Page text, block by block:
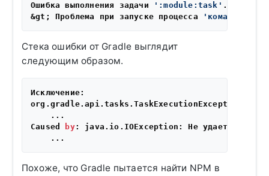
Ошибка выполнения задачи
':module:task' .
&gt; Проблема при запуске процесса
'команда '
Стека ошибки от Gradle выглядит
следующим образом.
Исключение:
org.gradle.api.tasks.TaskExecutionException:
    ...
Caused
by: java.io.IOException: Не удается
Похоже, что Gradle пытается найти NPM в